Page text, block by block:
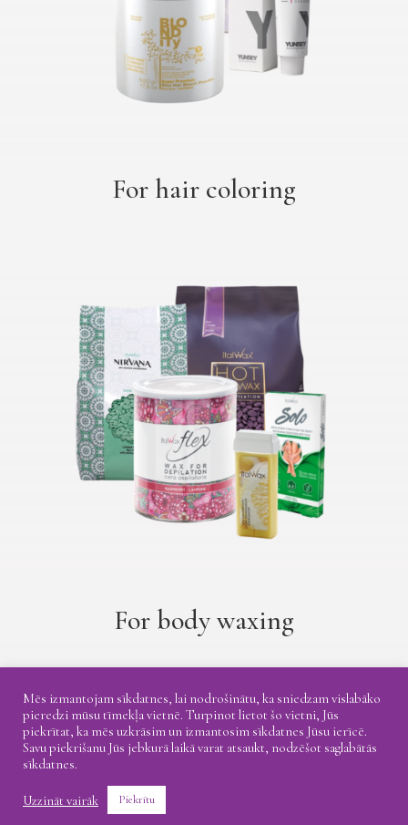
For hair coloring
For body waxing
Shipping Return Privacy Policy
@ 2021 Coretti. All rights reserved.
Mēs izmantojam sīkdatnes, lai nodrošinātu, ka sniedzam vislabāko
pieredzi mūsu tīmekļa vietnē. Turpinot lietot šo vietni, Jūs
piekrītat, ka mēs uzkrāsim un izmantosim sīkdatnes Jūsu ierīcē.
Savu piekrišanu Jūs jebkurā laikā varat atsaukt, nodzēšot saglabātās
sīkdatnes.
Uzzināt vairāk Piekrītu